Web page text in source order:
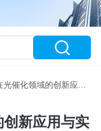
领域的创新应用与实验方案设计
新应用与实